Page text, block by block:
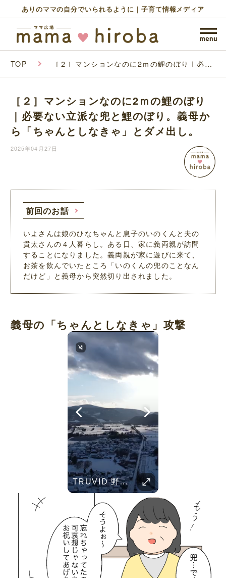
ありのママの自分でいられるように｜子育て情報メディア
TOP ［２］マンションなのに2ｍの鯉のぼり｜必要
しなきゃ」とダメ出し。
［２］マンションなのに2ｍの鯉のぼり
｜必要ない立派な兜と鯉のぼり。義母か
ら「ちゃんとしなきゃ」とダメ出し。
2025年04月27日
前回のお話
いよさんは娘のひなちゃんと息子のいのくんと夫の
貫太さんの４人暮らし。ある日、家に義両親が訪問
することになりました。義両親が家に遊びに来て、
お茶を飲んでいたところ「いのくんの兜のことなん
だけど」と義母から突然切り出されました。
義母の「ちゃんとしなきゃ」攻撃
TRUVID 野生の北海道 – 雪と自然